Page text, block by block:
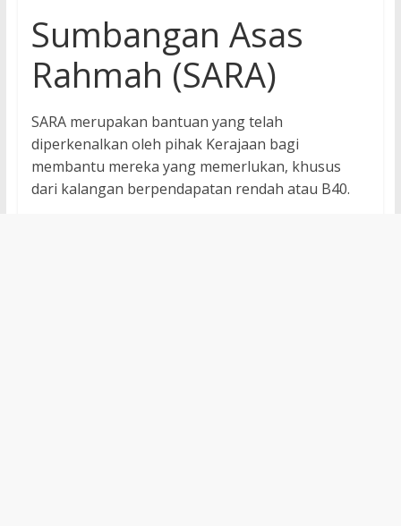
Sumbangan Asas
Rahmah (SARA)
SARA merupakan bantuan yang telah
diperkenalkan oleh pihak Kerajaan bagi
membantu mereka yang memerlukan, khusus
dari kalangan berpendapatan rendah atau B40.